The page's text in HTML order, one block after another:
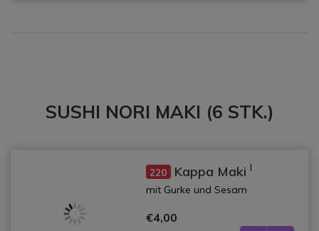
SUSHI NORI MAKI (6 STK.)
220 Kappa Maki l
mit Gurke und Sesam
€4,00